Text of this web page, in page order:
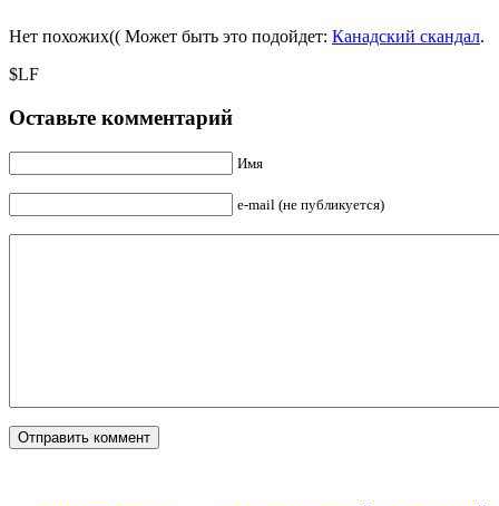
Нет похожих(( Может быть это подойдет: Канадский скандал.
$LF
Оставьте комментарий
Имя
e-mail (не публикуется)